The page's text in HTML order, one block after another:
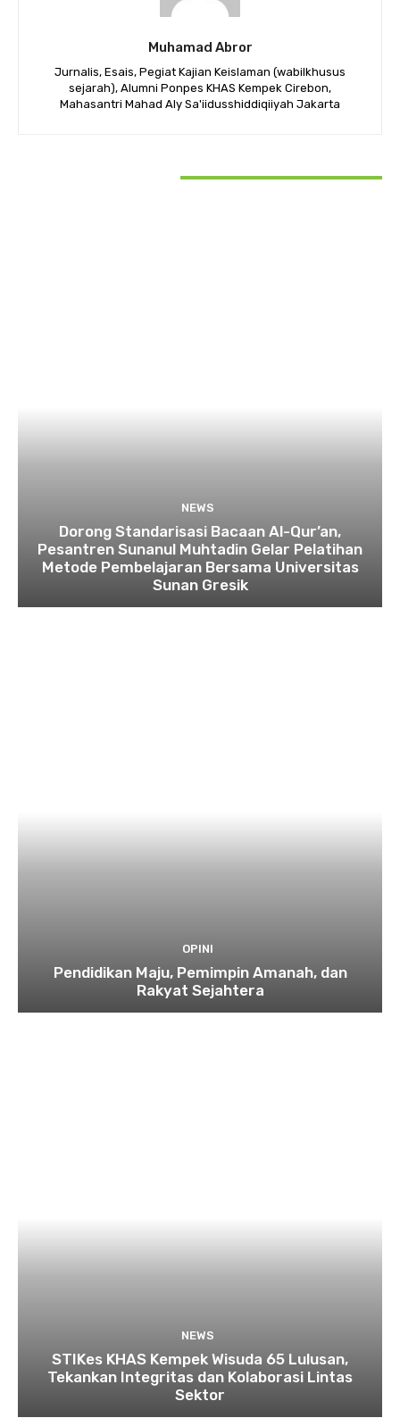
Muhamad Abror
Jurnalis, Esais, Pegiat Kajian Keislaman (wabilkhusus
sejarah), Alumni Ponpes KHAS Kempek Cirebon,
Mahasantri Mahad Aly Sa'iidusshiddiqiiyah Jakarta
NEWS
Dorong Standarisasi Bacaan Al-Qur’an,
Pesantren Sunanul Muhtadin Gelar Pelatihan
Metode Pembelajaran Bersama Universitas
Sunan Gresik
OPINI
Pendidikan Maju, Pemimpin Amanah, dan
Rakyat Sejahtera
NEWS
STIKes KHAS Kempek Wisuda 65 Lulusan,
Tekankan Integritas dan Kolaborasi Lintas
Sektor